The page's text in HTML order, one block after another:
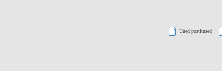
Uued postitused